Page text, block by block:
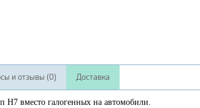
и отзывы (0) Доставка
Н7 вместо галогенных на автомобили.